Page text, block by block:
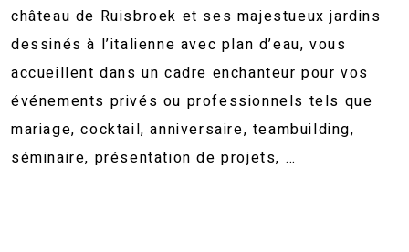
château de Ruisbroek et ses majestueux jardins
dessinés à l’italienne avec plan d’eau, vous
accueillent dans un cadre enchanteur pour vos
événements privés ou professionnels tels que
mariage, cocktail, anniversaire, teambuilding,
séminaire, présentation de projets, …